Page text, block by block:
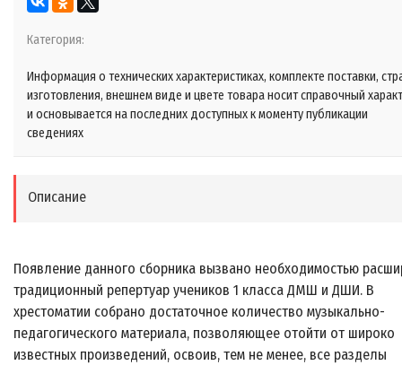
Категория:
Информация о технических характеристиках, комплекте поставки,
изготовления, внешнем виде и цвете товара носит справочный
и основывается на последних доступных к моменту публикации
сведениях
Описание
Появление данного сборника вызвано необходимостью
традиционный репертуар учеников 1 класса ДМШ и ДШИ. В
хрестоматии собрано достаточное количество музыкально-
педагогического материала, позволяющее отойти от широко
известных произведений, освоив, тем не менее, все разделы